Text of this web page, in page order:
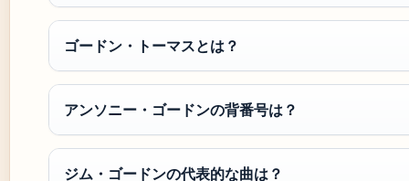
ゴードン・トーマスとは？
アンソニー・ゴードンの背番号は？
ジム・ゴードンの代表的な曲は？